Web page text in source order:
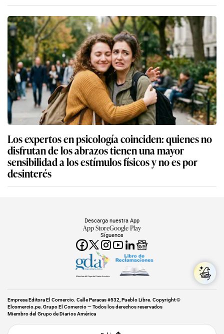
Los expertos en psicología coinciden: quienes no
disfrutan de los abrazos tienen una mayor
sensibilidad a los estímulos físicos y no es por
desinterés
Síguenos
Descarga nuestra App
App StoreGoogle Play
Miembro del Grupo de Diarios América
Empresa Editora El Comercio. Calle Paracas #532, Pueblo Libre. Copyright ©
Elcomercio.pe. Grupo El Comercio — Todos los derechos reservados
Miembro del Grupo de Diarios América